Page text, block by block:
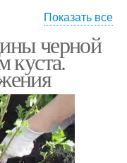
Черенки в весенний
сезон
черенки
Показать все
черной
куста.